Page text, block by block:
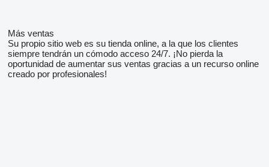
Más ventas
Su propio sitio web es su tienda online, a la que los clientes
siempre tendrán un cómodo acceso 24/7. ¡No pierda la
oportunidad de aumentar sus ventas gracias a un recurso online
creado por profesionales!